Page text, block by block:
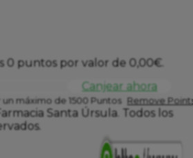
0 puntos por valor de 0,00€.
Canjear ahora
máximo de 1500 Puntos Remove
Santa Úrsula. Todos los